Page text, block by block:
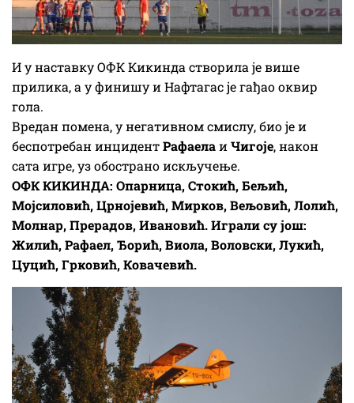
И у наставку ОФК Кикинда створила је више
прилика, а у финишу и Нафтагас је гађао оквир
гола.
Вредан помена, у негативном смислу, био је и
беспотребан инцидентРафаелаиЧигоје, након
сата игре, уз обострано искључење.
ОФК КИКИНДА: Опарница, Стокић, Бељић,
Мојсиловић, Црнојевић, Мирков, Вељовић, Лолић,
Молнар, Прерадов, Ивановић. Играли су још:
Жилић, Рафаел, Ђорић, Виола, Воловски, Лукић,
Цуцић, Грковић, Ковачевић.